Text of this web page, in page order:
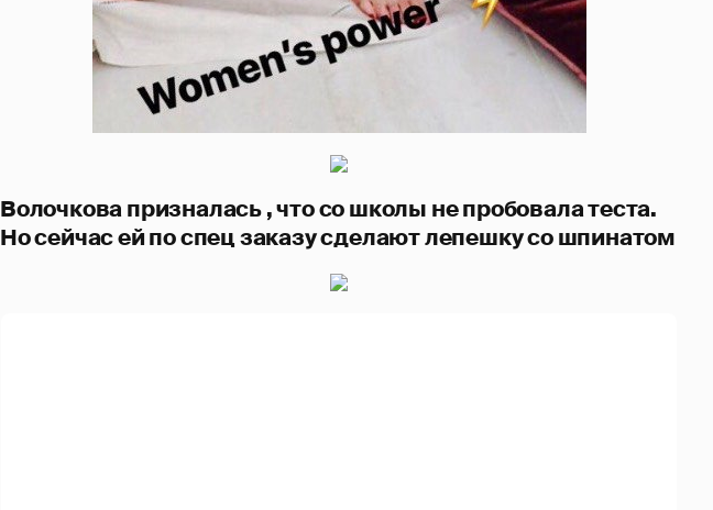
Волочкова призналась , что со школы не пробовала теста.
Но сейчас ей по спец заказу сделают лепешку со шпинатом